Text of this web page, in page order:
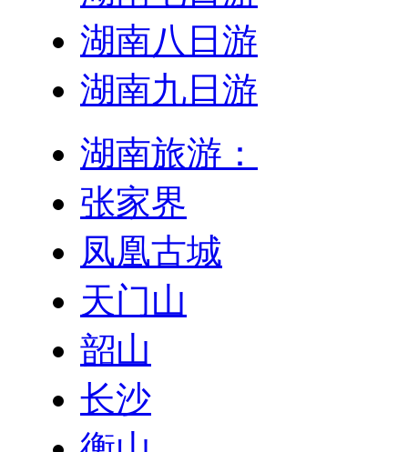
湖南八日游
湖南九日游
湖南旅游：
张家界
凤凰古城
天门山
韶山
长沙